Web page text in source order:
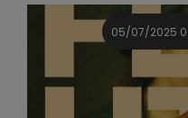
05/07/2025